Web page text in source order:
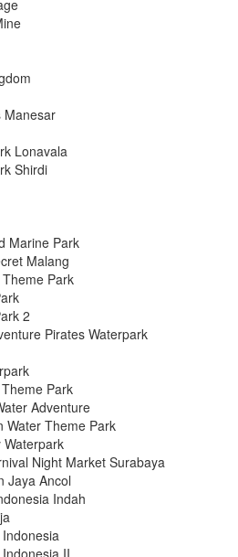
Manesar
Lonavala
Shirdi
Marine Park
Malang
Park
2
Pirates Waterpark
Park
Adventure
Water Theme Park
Waterpark
Night Market Surabaya
Jaya Ancol
Indah